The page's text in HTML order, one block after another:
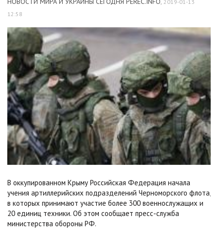
2019-01-13
12:58
В оккупированном Крыму Российская Федерация начала
учения артиллерийских подразделений Черноморского флота,
в которых принимают участие более 300 военнослужащих и
20 единиц техники. Об этом сообщает пресс-служба
министерства обороны РФ.